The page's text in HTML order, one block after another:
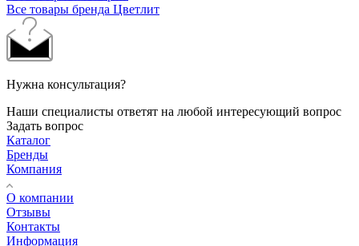
Все товары бренда Цветлит
Нужна консультация?
Наши специалисты ответят на любой интересующий вопрос
Задать вопрос
Каталог
Бренды
Компания
О компании
Отзывы
Контакты
Информация